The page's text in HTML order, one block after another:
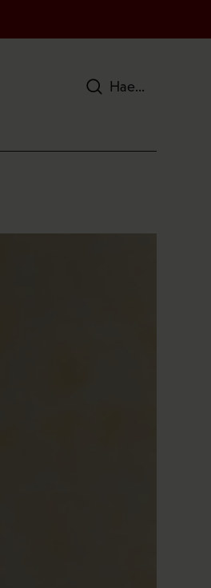
Hae